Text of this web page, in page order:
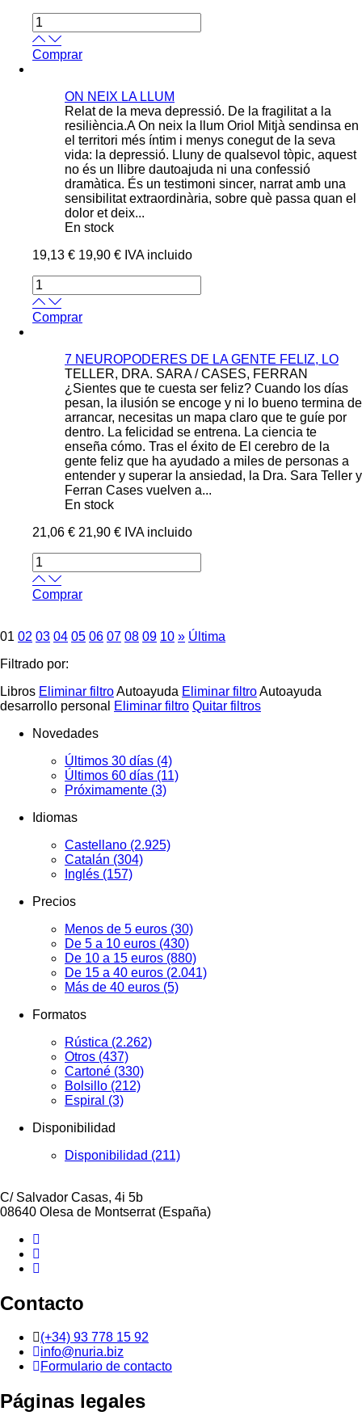
Comprar
ON NEIX LA LLUM
Relat de la meva depressió. De la fragilitat a la
resiliència.A On neix la llum Oriol Mitjà sendinsa en
el territori més íntim i menys conegut de la seva
vida: la depressió. Lluny de qualsevol tòpic, aquest
no és un llibre dautoajuda ni una confessió
dramàtica. És un testimoni sincer, narrat amb una
sensibilitat extraordinària, sobre què passa quan el
dolor et deix...
En stock
19,13 € 19,90 € IVA incluido
Comprar
7 NEUROPODERES DE LA GENTE FELIZ, LO
TELLER, DRA. SARA / CASES, FERRAN
¿Sientes que te cuesta ser feliz? Cuando los días
pesan, la ilusión se encoge y ni lo bueno termina de
arrancar, necesitas un mapa claro que te guíe por
dentro. La felicidad se entrena. La ciencia te
enseña cómo. Tras el éxito de El cerebro de la
gente feliz que ha ayudado a miles de personas a
entender y superar la ansiedad, la Dra. Sara Teller y
Ferran Cases vuelven a...
En stock
21,06 € 21,90 € IVA incluido
Comprar
01 02 03 04 05 06 07 08 09 10 » Última
Filtrado por:
Libros Eliminar filtroAutoayuda Eliminar filtroAutoayuda
desarrollo personal
Eliminar filtro Quitar filtros
Novedades
Últimos 30 días (4)
Últimos 60 días (11)
Próximamente (3)
Idiomas
Castellano (2.925)
Catalán (304)
Inglés (157)
Precios
Menos de 5 euros (30)
De 5 a 10 euros (430)
De 10 a 15 euros (880)
De 15 a 40 euros (2.041)
Más de 40 euros (5)
Formatos
Rústica (2.262)
Otros (437)
Cartoné (330)
Bolsillo (212)
Espiral (3)
Disponibilidad
Disponibilidad (211)
C/ Salvador Casas, 4i 5b
08640 Olesa de Montserrat (España)
Contacto
(+34) 93 778 15 92
info@nuria.biz
Formulario de contacto
Páginas legales